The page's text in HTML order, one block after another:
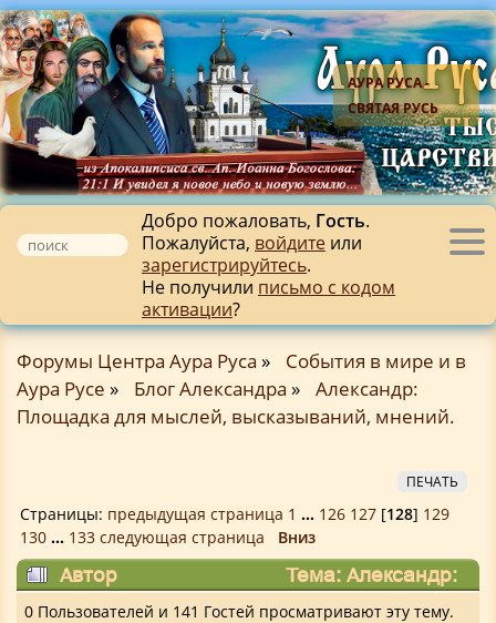
АУРА РУСА -
СВЯТАЯ РУСЬ
Добро пожаловать, Гость.
Пожалуйста, войдите или
зарегистрируйтесь.
Не получили письмо с кодом
активации?
Форумы Центра Аура Руса »
События в мире и в
Аура Русе » Блог Александра »
Александр:
Площадка для мыслей, высказываний, мнений.
ПЕЧАТЬ
Страницы: предыдущая страница 1 ... 126 127[128] 129
130 ... 133 следующая страница Вниз
Автор
Тема: Александр:
Площадка для мыслей, высказываний,
0 Пользователей и 141 Гостей просматривают эту тему.